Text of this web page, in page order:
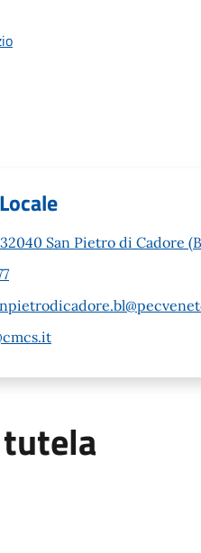
San Pietro di Cadore